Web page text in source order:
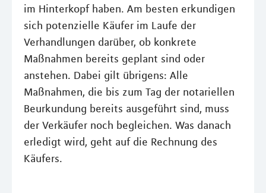
im Hinterkopf haben. Am besten erkundigen
sich potenzielle Käufer im Laufe der
Verhandlungen darüber, ob konkrete
Maßnahmen bereits geplant sind oder
anstehen. Dabei gilt übrigens: Alle
Maßnahmen, die bis zum Tag der notariellen
Beurkundung bereits ausgeführt sind, muss
der Verkäufer noch begleichen. Was danach
erledigt wird, geht auf die Rechnung des
Käufers.